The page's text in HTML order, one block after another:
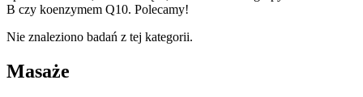
B czy koenzymem Q10. Polecamy!
Nie znaleziono badań z tej kategorii.
Masaże